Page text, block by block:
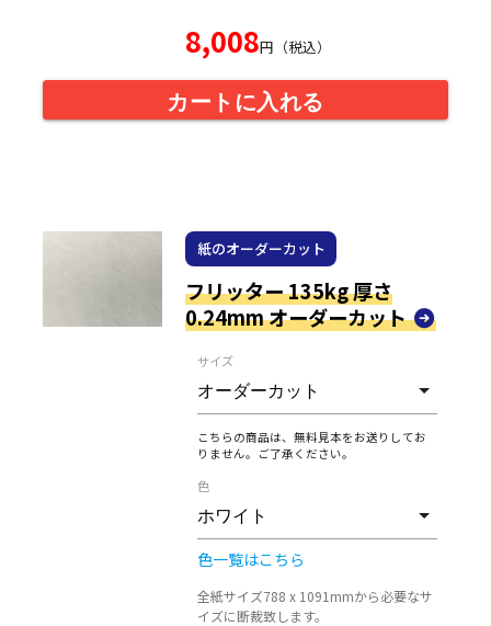
8,008円（税込）
カートに入れる
紙のオーダーカット
フリッター 135kg 厚さ
0.24mm オーダーカット
サイズ
こちらの商品は、無料見本をお送りしてお
りません。ご了承ください。
色
色一覧はこちら
全紙サイズ788 x 1091mmから必要なサ
イズに断裁致します。